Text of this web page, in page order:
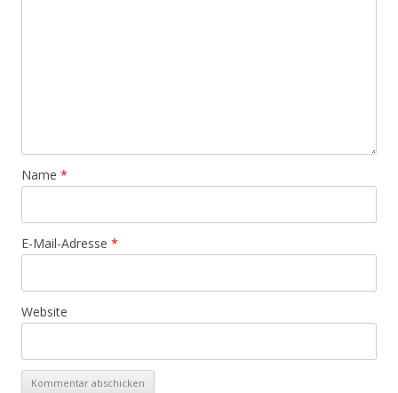
Name *
E-Mail-Adresse *
Website